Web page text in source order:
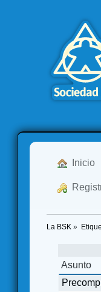
Inicio
La BSK »
Asunto